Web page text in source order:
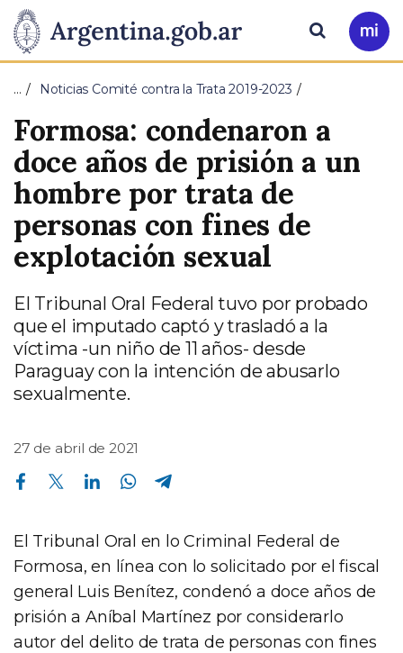
Presidencia
de
la
Nación
Pasar al contenido principal
Ir
a
Buscar
… Noticias Comité contra la Trata 2019-2023
Formosa: condenaron a
doce años de prisión a un
hombre por trata de
personas con fines de
explotación sexual
El Tribunal Oral Federal tuvo por probado
que el imputado captó y trasladó a la
víctima -un niño de 11 años- desde
Paraguay con la intención de abusarlo
sexualmente.
27 de abril de 2021
Compartir en Facebook Compartir en Twitter Compartir en Linkedin Compartir en Whatsapp
El Tribunal Oral en lo Criminal Federal de
Formosa, en línea con lo solicitado por el fiscal
general Luis Benítez, condenó a doce años de
prisión a Aníbal Martínez por considerarlo
autor del delito de trata de personas con fines